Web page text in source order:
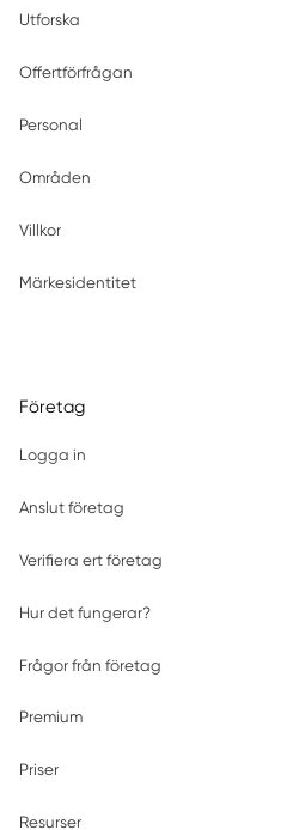
Utforska
Offertförfrågan
Personal
Områden
Villkor
Märkesidentitet
Företag
Logga in
Anslut företag
Verifiera ert företag
Hur det fungerar?
Frågor från företag
Premium
Priser
Resurser